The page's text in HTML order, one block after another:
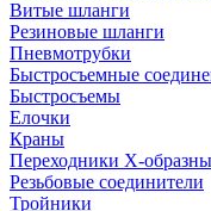
Витые шланги
Резиновые шланги
Пневмотрубки
Быстросъемные
Быстросъемы
Елочки
Краны
Переходники Х-
Резьбовые соединители
Тройники